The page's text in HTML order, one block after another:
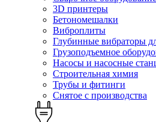
3D принтеры
Бетономешалки
Виброплиты
Глубинные вибраторы
Грузоподъемное
Насосы и насосные
Строительная химия
Трубы и фитинги
Снятое с производства